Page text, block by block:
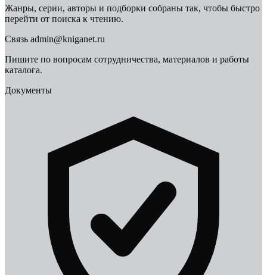
Жанры, серии, авторы и подборки собраны так, чтобы быстро
перейти от поиска к чтению.
Связь admin@kniganet.ru
Пишите по вопросам сотрудничества, материалов и работы
каталога.
Документы